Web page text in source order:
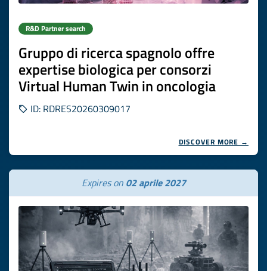
R&D Partner search
Gruppo di ricerca spagnolo offre
expertise biologica per consorzi
Virtual Human Twin in oncologia
ID: RDRES20260309017
DISCOVER MORE →
Expires on 02 aprile 2027